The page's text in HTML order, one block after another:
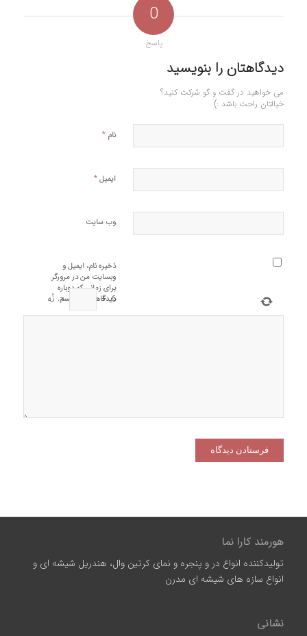
0
پاسخ
دیدگاهتان را بنویسید
می خواهید در گفت و گو شرکت کنید؟
خیالتان راحت باشد :)
نام *
ایمیل*
وب‌ سایت
ذخیره نام، ایمیل و
وبسایت من در مرورگر
برای زمانی که دوباره
دیدگاهی می‌نویسم.
6
+
= نُه
هورمند کارا نما
تولیدکننده انواع در و پنجره و نمای کرتین وال، هندریل شیشه ای و
انواع سازه‌ های شیشه‌ ای مدرن
نشانی